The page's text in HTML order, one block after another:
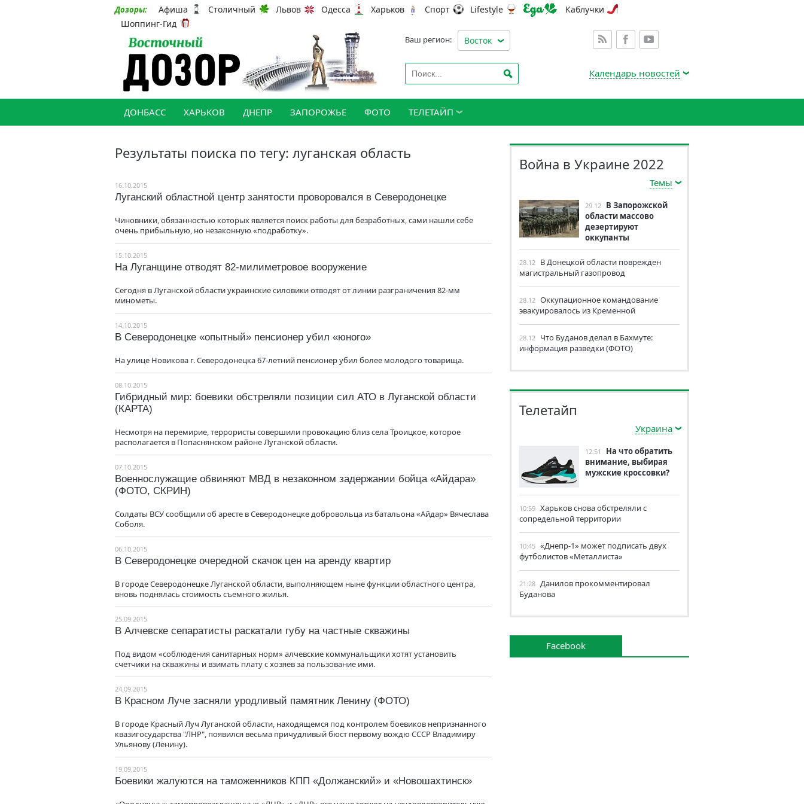
Дозоры: Афиша Столичный Львов Одесса Харьков Спорт Lifestyle
Каблучки
Шоппинг-Гид
Ваш регион: Восток
Календарь новостей
ДОНБАСС ХАРЬКОВ ДНЕПР ЗАПОРОЖЬЕ ФОТО ТЕЛЕТАЙП
Результаты поиска по тегу: луганская область
16.10.2015
Луганский областной центр занятости проворовался в Северодонецке
Чиновники, обязанностью которых является поиск работы для безработных, сами нашли себе
очень прибыльную, но незаконную «подработку».
15.10.2015
На Луганщине отводят 82-милиметровое вооружение
Сегодня в Луганской области украинские силовики отводят от линии разграничения 82-мм
минометы.
14.10.2015
В Северодонецке «опытный» пенсионер убил «юного»
На улице Новикова г. Северодонецка 67-летний пенсионер убил более молодого товарища.
08.10.2015
Гибридный мир: боевики обстреляли позиции сил АТО в Луганской области
(КАРТА)
Несмотря на перемирие, террористы совершили провокацию близ села Троицкое, которое
располагается в Попаснянском районе Луганской области.
07.10.2015
Военнослужащие обвиняют МВД в незаконном задержании бойца «Айдара»
(ФОТО, СКРИН)
Солдаты ВСУ сообщили об аресте в Северодонецке добровольца из батальона «Айдар» Вячеслава
Соболя.
06.10.2015
В Северодонецке очередной скачок цен на аренду квартир
В городе Северодонецке Луганской области, выполняющем ныне функции областного центра,
вновь поднялась стоимость съемного жилья.
25.09.2015
В Алчевске сепаратисты раскатали губу на частные скважины
Под видом «соблюдения санитарных норм» алчевские коммунальщики хотят установить
счетчики на скважины и взимать плату с хозяев за пользование ими.
24.09.2015
В Красном Луче засняли уродливый памятник Ленину (ФОТО)
В городе Красный Луч Луганской области, находящемся под контролем боевиков непризнанного
квазигосударства "ЛНР", появился весьма причудливый бюст первому вождю СССР Владимиру
Ульянову (Ленину).
19.09.2015
Боевики жалуются на таможенников КПП «Должанский» и «Новошахтинск»
Война в Украине 2022
Темы
29.12 В Запорожской
области массово
дезертируют
оккупанты
28.12 В Донецкой области поврежден
магистральный газопровод
28.12 Оккупационное командование
эвакуировалось из Кременной
28.12 Что Буданов делал в Бахмуте:
информация разведки (ФОТО)
Телетайп
Украина
12:51
На что обратить
внимание, выбирая
мужские кроссовки?
10:59 Харьков снова обстреляли с
сопредельной территории
10:45 «Днепр-1» может подписать двух
футболистов «Металлиста»
21:28 Данилов прокомментировал
Буданова
Facebook